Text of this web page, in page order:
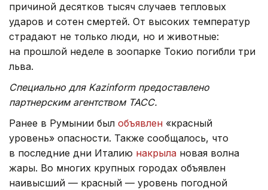
причиной десятков тысяч случаев тепловых
ударов и сотен смертей. От высоких температур
страдают не только люди, но и животные:
на прошлой неделе в зоопарке Токио погибли три
льва.
Специально для Kazinform предоставлено
партнерским агентством ТАСС.
Ранее в Румынии был объявлен «красный
уровень» опасности. Также сообщалось, что
в последние дни Италию накрыла новая волна
жары. Во многих крупных городах объявлен
наивысший — красный — уровень погодной